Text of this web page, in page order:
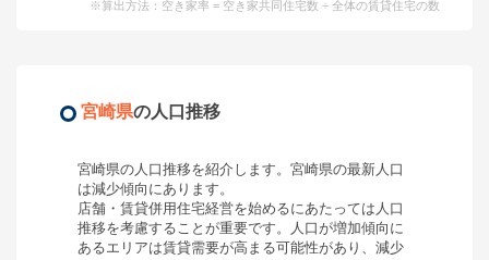
※算出方法：空き家率 = 空き家共同住宅数 ÷ 全体の賃貸住宅の数
宮崎県の人口推移
宮崎県の人口推移を紹介します。 宮崎県の最新人口
は減少傾向 にあります。
店舗・賃貸併用住宅経営を始めるにあたっては人口
推移を考慮することが重要です。人口が増加傾向に
あるエリアは賃貸需要が高まる可能性があり、減少